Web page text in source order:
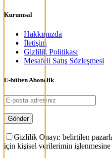
Kurumsal
Hakkımızda
İletişim
Gizlilik Politikası
Mesafeli Satış Sözleşmesi
E-bülten Abonelik
Gizlilik Onayı: belirtilen
için kişisel verilerimin